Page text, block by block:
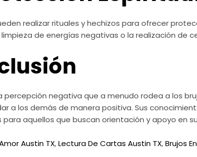
realizar rituales y hechizos para ofrecer
de energías negativas o la realización de
percepción negativa que a menudo rodea a los
a los demás de manera positiva. Sus
aquellos que buscan orientación y apoyo en
Austin TX,Lectura De Cartas Austin TX,Brujos